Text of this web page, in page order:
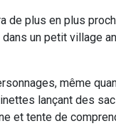
de plus en plus
un petit village
même
lançant des
et tente de